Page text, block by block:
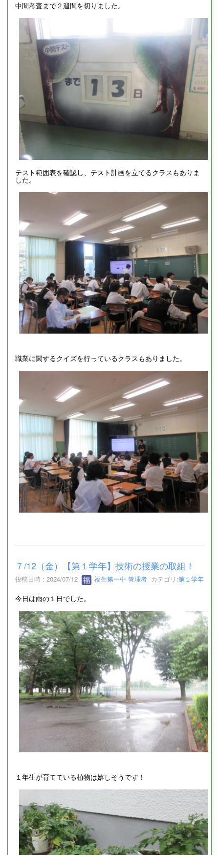
中間考査まで２週間を切りました。
テスト範囲表を確認し、テスト計画を立てるクラスもありま
した。
職業に関するクイズを行っているクラスもありました。
７/12（金）【第１学年】技術の授業の取組！
投稿日時 : 2024/07/12 福生第一中 管理者 カテゴリ:第１学年
今日は雨の１日でした。
１年生が育てている植物は嬉しそうです！